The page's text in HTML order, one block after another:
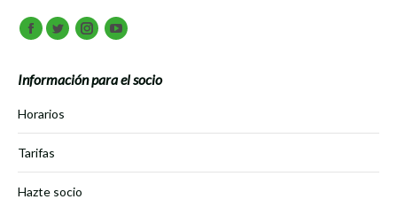
Encuéntranos en:
Facebook
TwitterInstagramYoutube
Información para el socio
Horarios
Tarifas
Hazte socio